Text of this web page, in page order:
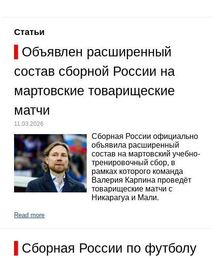
Статьи
Объявлен расширенный
состав сборной России на
мартовские товарищеские
матчи
11.03.2026
Сборная России официально
объявила расширенный
состав на мартовский учебно-
тренировочный сбор, в
рамках которого команда
Валерия Карпина проведёт
товарищеские матчи с
Никарагуа и Мали.
Read more
Сборная России по футболу